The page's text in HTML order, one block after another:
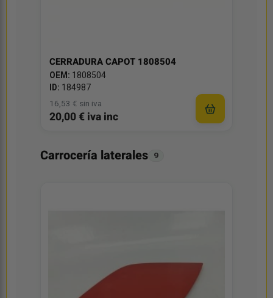
CERRADURA CAPOT 1808504
OEM: 1808504
ID: 184987
16,53 € sin iva
20,00 € iva inc
Carrocería laterales 9